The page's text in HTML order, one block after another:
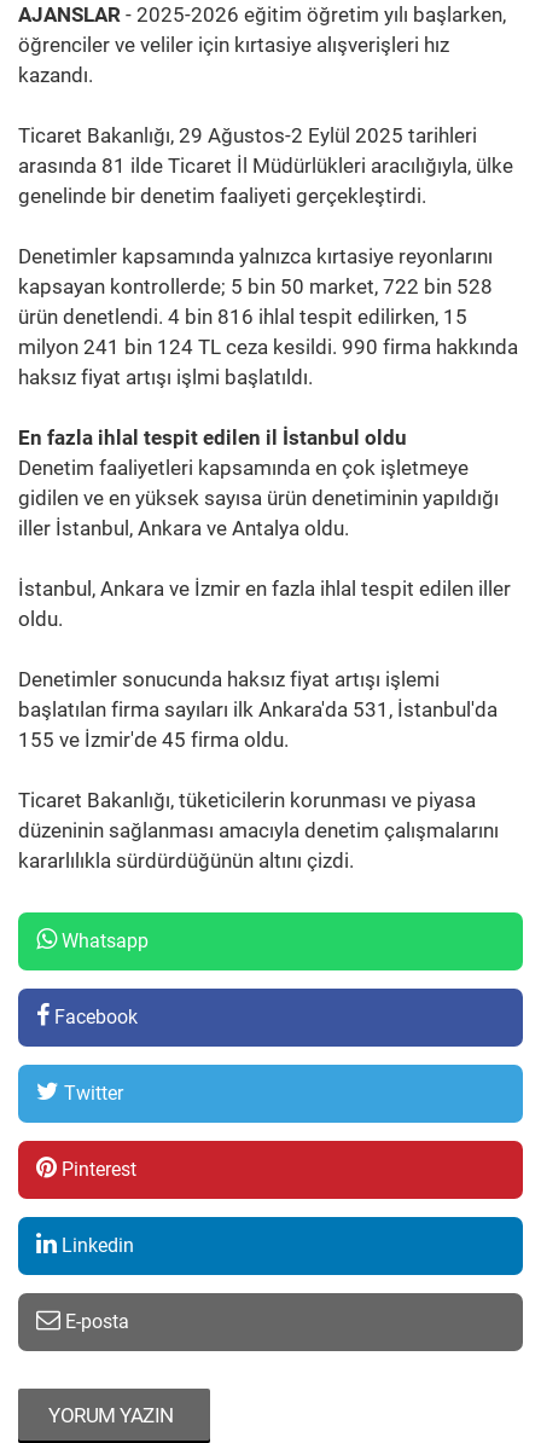
AJANSLAR - 2025-2026 eğitim öğretim yılı başlarken,
öğrenciler ve veliler için kırtasiye alışverişleri hız
kazandı.
Ticaret Bakanlığı, 29 Ağustos-2 Eylül 2025 tarihleri
arasında 81 ilde Ticaret İl Müdürlükleri aracılığıyla, ülke
genelinde bir denetim faaliyeti gerçekleştirdi.
Denetimler kapsamında yalnızca kırtasiye reyonlarını
kapsayan kontrollerde; 5 bin 50 market, 722 bin 528
ürün denetlendi. 4 bin 816 ihlal tespit edilirken, 15
milyon 241 bin 124 TL ceza kesildi. 990 firma hakkında
haksız fiyat artışı işlmi başlatıldı.
En fazla ihlal tespit edilen il İstanbul oldu
Denetim faaliyetleri kapsamında en çok işletmeye
gidilen ve en yüksek sayısa ürün denetiminin yapıldığı
iller İstanbul, Ankara ve Antalya oldu.
İstanbul, Ankara ve İzmir en fazla ihlal tespit edilen iller
oldu.
Denetimler sonucunda haksız fiyat artışı işlemi
başlatılan firma sayıları ilk Ankara'da 531, İstanbul'da
155 ve İzmir'de 45 firma oldu.
Ticaret Bakanlığı, tüketicilerin korunması ve piyasa
düzeninin sağlanması amacıyla denetim çalışmalarını
kararlılıkla sürdürdüğünün altını çizdi.
Whatsapp
Facebook
Twitter
Pinterest
Linkedin
E-posta
YORUM YAZIN